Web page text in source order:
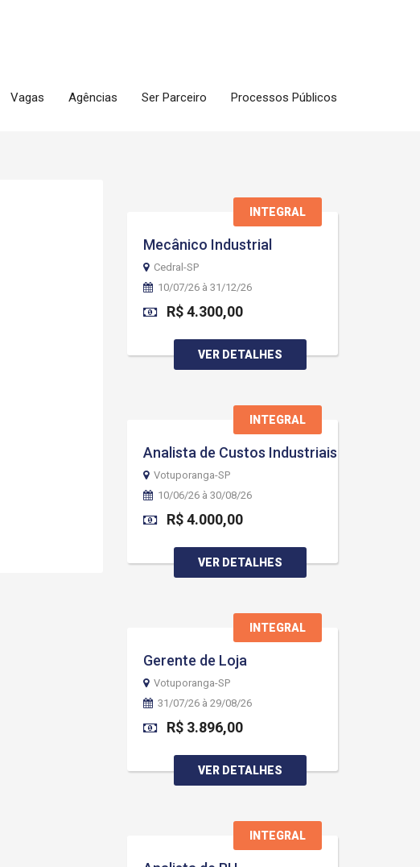
Vagas Agências Ser Parceiro Processos Públicos
INTEGRAL
Mecânico Industrial
Cedral-SP
10/07/26 à 31/12/26
R$ 4.300,00
VER DETALHES
INTEGRAL
Analista de Custos Industriais
Votuporanga-SP
10/06/26 à 30/08/26
R$ 4.000,00
VER DETALHES
INTEGRAL
Gerente de Loja
Votuporanga-SP
31/07/26 à 29/08/26
R$ 3.896,00
VER DETALHES
INTEGRAL